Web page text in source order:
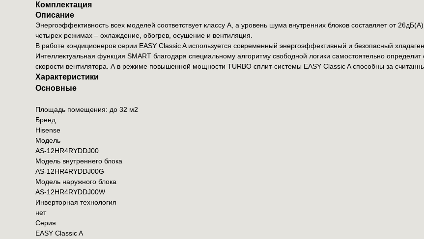
Комплектация
Описание
Энергоэффективность всех моделей соответствует классу А, а уровень шума внутренних блоков составляет от
четырех режимах – охлаждение, обогрев, осушение и вентиляция.
В работе кондиционеров серии EASY Classic A используется современный энергоэффективный и безопасный
Интеллектуальная функция SMART благодаря специальному алгоритму свободной логики самостоятельно
скорости вентилятора. А в режиме повышенной мощности TURBO сплит-системы EASY Classic A способны за
Характеристики
Основные
Площадь помещения: до 32 м2
Бренд
Hisense
Модель
AS-12HR4RYDDJ00
Модель внутреннего блока
AS-12HR4RYDDJ00G
Модель наружного блока
AS-12HR4RYDDJ00W
Инверторная технология
нет
Серия
EASY Classic A